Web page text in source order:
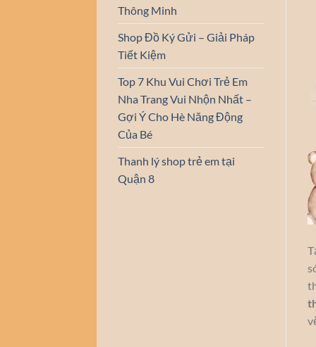
Thông Minh
Shop Đồ Ký Gửi – Giải Pháp
Tiết Kiệm
Top 7 Khu Vui Chơi Trẻ Em
Nha Trang Vui Nhộn Nhất –
Gợi Ý Cho Hè Năng Động
Của Bé
Thanh lý shop trẻ em tại
Quận 8